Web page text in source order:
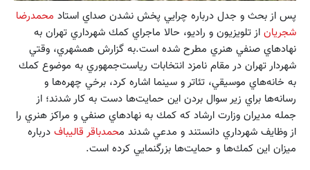
پس از بحث و جدل درباره چرايي پخش نشدن صداي استاد محمدرضا
شجريان از تلويزيون و راديو، حالا ماجراي كمك شهرداري تهران به
نهادهاي صنفي هنري مطرح شده است.به گزارش همشهري، وقتي
شهردار تهران در مقام نامزد انتخابات رياست‌جمهوري به موضوع كمك
به خانه‌هاي موسيقي، تئاتر و سينما اشاره كرد، برخي چهره‌ها و
رسانه‌ها براي زير سوال بردن اين حمايت‌ها دست به كار شدند؛ از
جمله مديران وزارت ارشاد كه كمك به نهادهاي صنفي و مراكز هنري را
از وظايف شهرداري دانستند و مدعي شدند محمدباقر قاليباف درباره
ميزان اين كمك‌ها و حمايت‌ها بزرگنمايي كرده است.